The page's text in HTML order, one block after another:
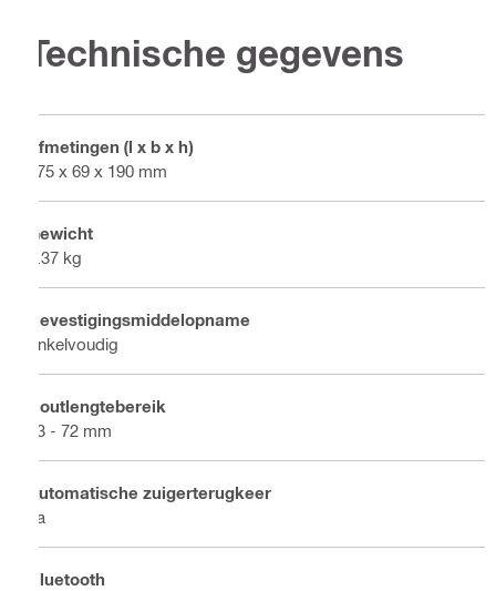
Technische gegevens
Afmetingen (l x b x h)
475 x 69 x 190 mm
Gewicht
3.37 kg
Bevestigingsmiddelopname
Enkelvoudig
Boutlengtebereik
13 - 72 mm
Automatische zuigerterugkeer
Ja
Bluetooth